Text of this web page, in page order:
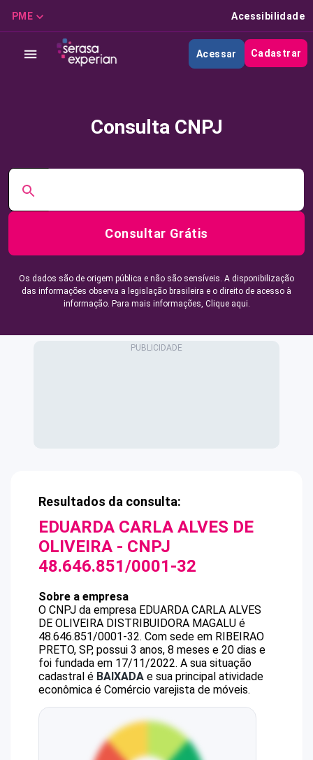
PME Acessibilidade
Acessar Cadastrar
Consulta CNPJ
Consultar Grátis
Os dados são de origem pública e não são sensíveis. A disponibilização
das informações observa a legislação brasileira e o direito de acesso à
informação. Para mais informações, Clique aqui.
Resultados da consulta:
EDUARDA CARLA ALVES DE
OLIVEIRA - CNPJ
48.646.851/0001-32
Sobre a empresa
O CNPJ da empresa EDUARDA CARLA ALVES
DE OLIVEIRA DISTRIBUIDORA MAGALU é
48.646.851/0001-32. Com sede em RIBEIRAO
PRETO, SP, possui 3 anos, 8 meses e 20 dias e
foi fundada em 17/11/2022. A sua situação
cadastral é BAIXADA e sua principal atividade
econômica é Comércio varejista de móveis.